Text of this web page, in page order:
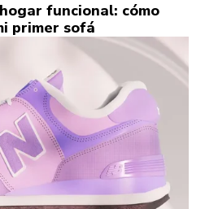
funcional: cómo
primer sofá